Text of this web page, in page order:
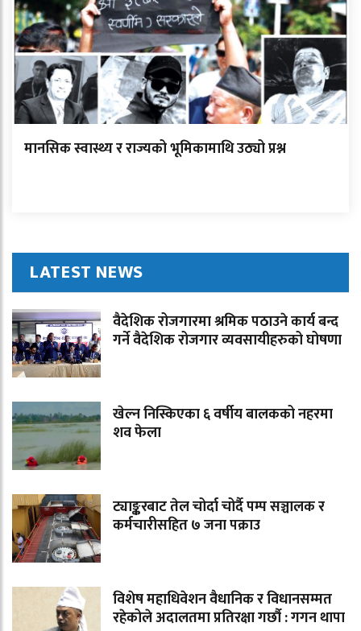
मानसिक स्वास्थ्य र राज्यको भूमिकामाथि उठ्यो प्रश्न
LATEST NEWS
वैदेशिक रोजगारमा श्रमिक पठाउने कार्य बन्द
गर्ने वैदेशिक रोजगार व्यवसायीहरुको घोषणा
खेल्न निस्किएका ६ वर्षीय बालकको नहरमा
शव फेला
ट्याङ्करबाट तेल चोर्दा चोर्दै पम्प सञ्चालक र
कर्मचारीसहित ७ जना पक्राउ
विशेष महाधिवेशन वैधानिक र विधानसम्मत
रहेकोले अदालतमा प्रतिरक्षा गर्छौ : गगन थापा